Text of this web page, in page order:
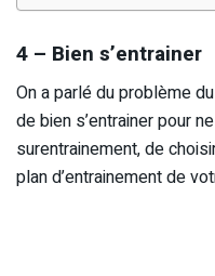
4 – Bien s’entrainer
On a parlé du problème
de bien s’entrainer pour
surentrainement, de
plan d’entrainement de